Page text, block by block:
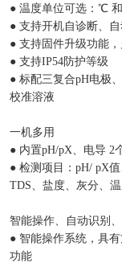
● 温度单位可选：℃ 和
● 支持开机自诊断、
● 支持固件升级功能
● 支持IP54防护等级
● 标配三复合pH电极
校准溶液
一机多用
● 内置pH/pX、电导 2
● 检测项目：pH/ pX
TDS、盐度、灰分、
智能操作、自动识别
● 智能操作系统，具
功能